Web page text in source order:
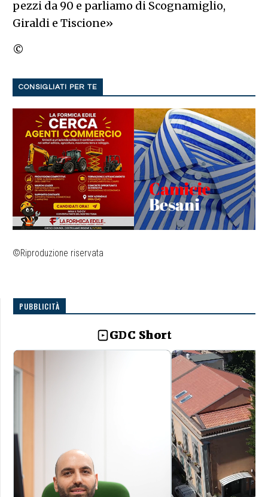
pezzi da 90 e parliamo di Scognamiglio,
Giraldi e Tiscione»
©
CONSIGLIATI PER TE
©Riproduzione riservata
PUBBLICITÀ
GDC Short